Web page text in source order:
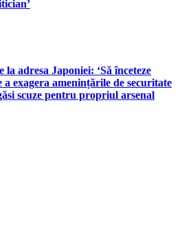
la adresa Japoniei: ‘Să înceteze
exagera amenințările de securitate
scuze pentru propriul arsenal